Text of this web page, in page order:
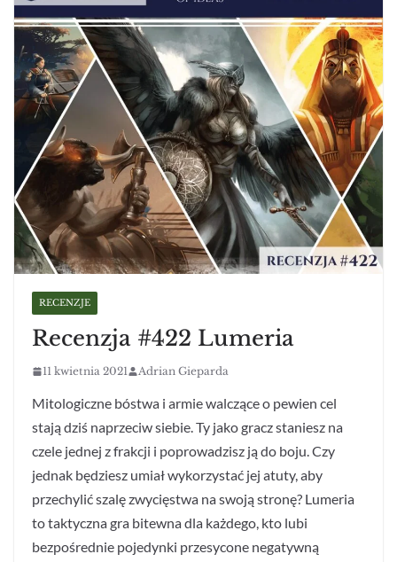
RECENZJE
Recenzja #422 Lumeria
11 kwietnia 2021 Adrian Gieparda
Mitologiczne bóstwa i armie walczące o pewien cel
stają dziś naprzeciw siebie. Ty jako gracz staniesz na
czele jednej z frakcji i poprowadzisz ją do boju. Czy
jednak będziesz umiał wykorzystać jej atuty, aby
przechylić szalę zwycięstwa na swoją stronę? Lumeria
to taktyczna gra bitewna dla każdego, kto lubi
bezpośrednie pojedynki przesycone negatywną